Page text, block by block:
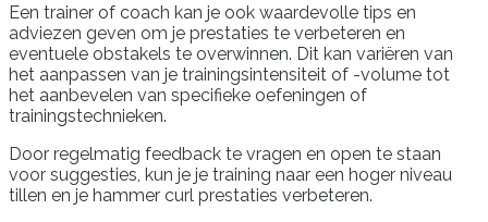
Een trainer of coach kan je ook waardevolle tips en
adviezen geven om je prestaties te verbeteren en
eventuele obstakels te overwinnen. Dit kan variëren van
het aanpassen van je trainingsintensiteit of -volume tot
het aanbevelen van specifieke oefeningen of
trainingstechnieken.
Door regelmatig feedback te vragen en open te staan
voor suggesties, kun je je training naar een hoger niveau
tillen en je hammer curl prestaties verbeteren.